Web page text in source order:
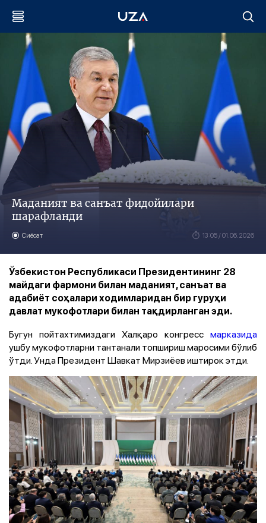
Маданият ва санъат фидойилари
шарафланди
Сиёсат 13:05 / 01.06.2026
Ўзбекистон Республикаси Президентининг 28
майдаги фармони билан маданият, санъат ва
адабиёт соҳалари ходимларидан бир гуруҳи
давлат мукофотлари билан тақдирланган эди.
Бугун пойтахтимиздаги Халқаро конгресс марказида
ушбу мукофотларни тантанали топшириш маросими бўлиб
ўтди. Унда Президент Шавкат Мирзиёев иштирок этди.